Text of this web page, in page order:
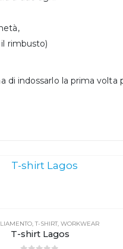
rimbusto)
di indossarlo la prima
,T-SHIRT, WORKWEAR
T-shirt Lagos